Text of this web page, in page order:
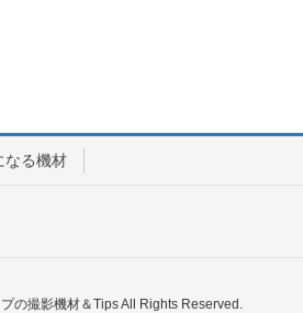
なる機材
の撮影機材＆Tips All Rights Reserved.